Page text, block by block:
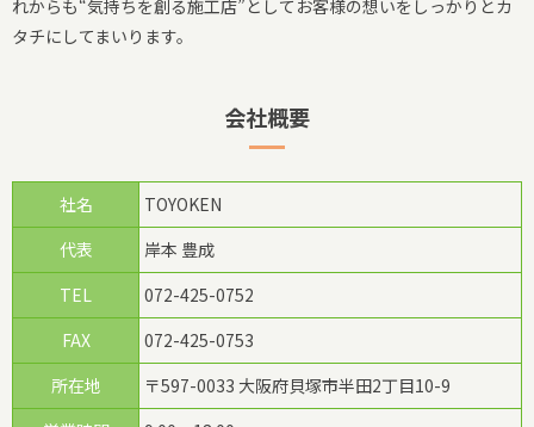
れからも“気持ちを創る施工店”としてお客様の想いをしっかりとカ
タチにしてまいります。
会社概要
社名
TOYOKEN
代表
岸本 豊成
TEL
072-425-0752
FAX
072-425-0753
所在地
〒597-0033 大阪府貝塚市半田2丁目10-9